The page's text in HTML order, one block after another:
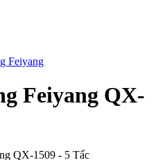
Feiyang
Feiyang QX-